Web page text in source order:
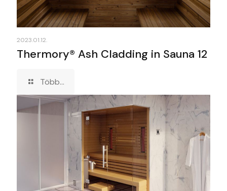
2023.01.12.
Thermory® Ash Cladding in Sauna 12
Több...